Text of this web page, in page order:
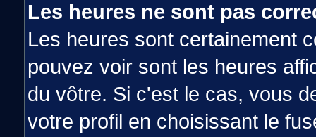
Les heures ne sont pas
Les heures sont certainement
pouvez voir sont les heures
du vôtre. Si c'est le cas, vous
votre profil en choisissant le